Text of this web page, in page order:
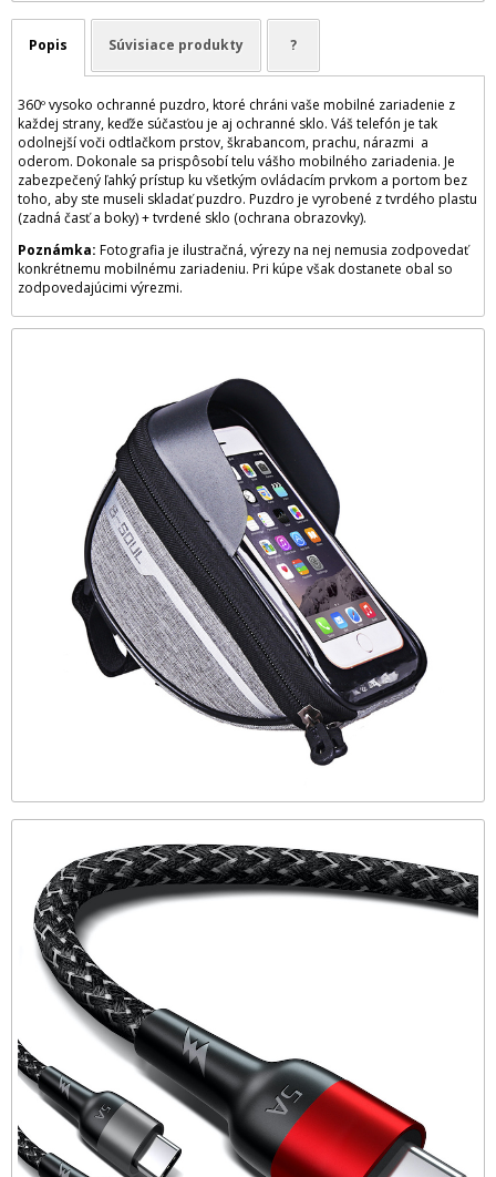
Popis Súvisiace produkty ?
360º vysoko ochranné puzdro, ktoré chráni vaše mobilné zariadenie z
každej strany, keďže súčasťou je aj ochranné sklo. Váš telefón je tak
odolnejší voči odtlačkom prstov, škrabancom, prachu, nárazmi a
oderom. Dokonale sa prispôsobí telu vášho mobilného zariadenia. Je
zabezpečený ľahký prístup ku všetkým ovládacím prvkom a portom bez
toho, aby ste museli skladať puzdro. Puzdro je vyrobené z tvrdého plastu
(zadná časť a boky) + tvrdené sklo (ochrana obrazovky).
Poznámka: Fotografia je ilustračná, výrezy na nej nemusia zodpovedať
konkrétnemu mobilnému zariadeniu. Pri kúpe však dostanete obal so
zodpovedajúcimi výrezmi.